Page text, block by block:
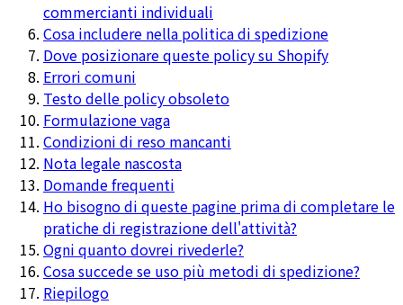
commercianti individuali
Cosa includere nella politica di spedizione
Dove posizionare queste policy su Shopify
Errori comuni
Testo delle policy obsoleto
Formulazione vaga
Condizioni di reso mancanti
Nota legale nascosta
Domande frequenti
Ho bisogno di queste pagine prima di completare le
pratiche di registrazione dell'attività?
Ogni quanto dovrei rivederle?
Cosa succede se uso più metodi di spedizione?
Riepilogo